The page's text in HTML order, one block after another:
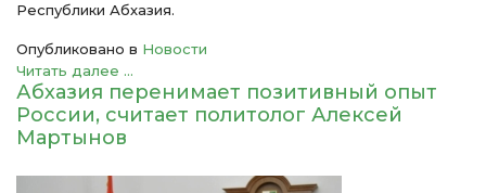
Республики Абхазия.
Опубликовано в Новости
Читать далее ...
Абхазия перенимает позитивный опыт
России, считает политолог Алексей
Мартынов